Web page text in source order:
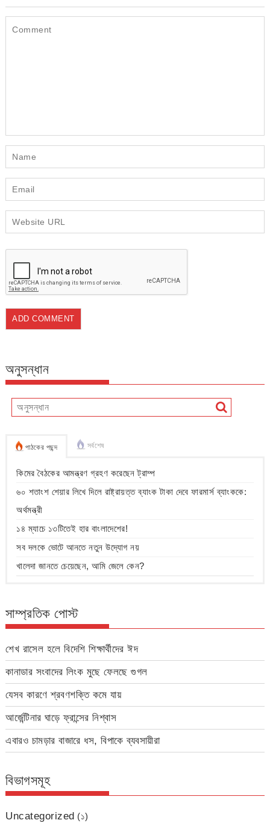
অনুসন্ধান
পাঠকের পছন্দ সর্বশেষ
কিমের বৈঠকের আমন্ত্রণ গ্রহণ করেছেন ট্রাম্প
৬০ শতাংশ শেয়ার লিখে দিলে রাষ্ট্রায়ত্ত ব্যাংক টাকা দেবে ফারমার্স ব্যাংককে:
অর্থমন্ত্রী
১৪ ম্যাচে ১৩টিতেই হার বাংলাদেশের!
সব দলকে ভোটে আনতে নতুন উদ্যোগ নয়
খালেদা জানতে চেয়েছেন, আমি জেলে কেন?
সাম্প্রতিক পোস্ট
শেখ রাসেল হলে বিদেশি শিক্ষার্থীদের ঈদ
কানাডার সংবাদের লিংক মুছে ফেলছে গুগল
যেসব কারণে শ্রবণশক্তি কমে যায়
আর্জেন্টিনার ঘাড়ে ফ্রান্সের নিশ্বাস
এবারও চামড়ার বাজারে ধস, বিপাকে ব্যবসায়ীরা
বিভাগসমূহ
Uncategorized (১)